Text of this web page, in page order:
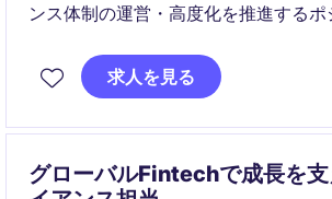
ンス体制の運営・高度化を推進するポ
応、コンプライアンス文化の醸成に貢
す。
求人を見る
グローバルFintechで成長を